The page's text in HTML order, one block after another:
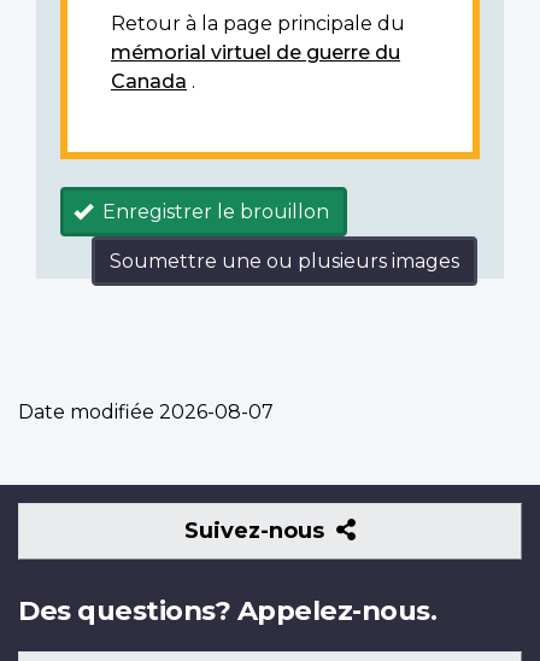
Retour à la page principale du
mémorial virtuel de guerre du
Canada .
Enregistrer le brouillon
Soumettre une ou plusieurs images
Date modifiée 2026-08-07
Suivez-nous
Suivez-
nous
Des questions? Appelez-nous.